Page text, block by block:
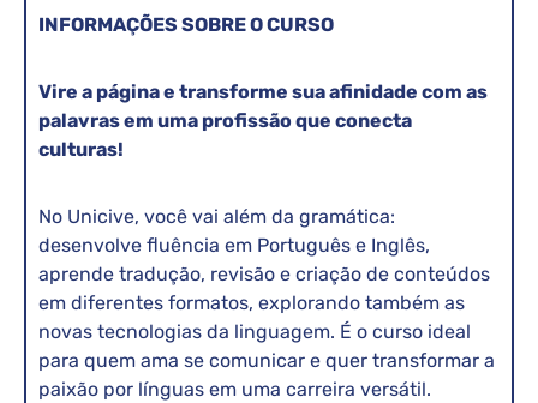
INFORMAÇÕES SOBRE O CURSO
Vire a página e transforme sua afinidade com as
palavras em uma profissão que conecta
culturas!
No Unicive, você vai além da gramática:
desenvolve fluência em Português e Inglês,
aprende tradução, revisão e criação de conteúdos
em diferentes formatos, explorando também as
novas tecnologias da linguagem. É o curso ideal
para quem ama se comunicar e quer transformar a
paixão por línguas em uma carreira versátil.